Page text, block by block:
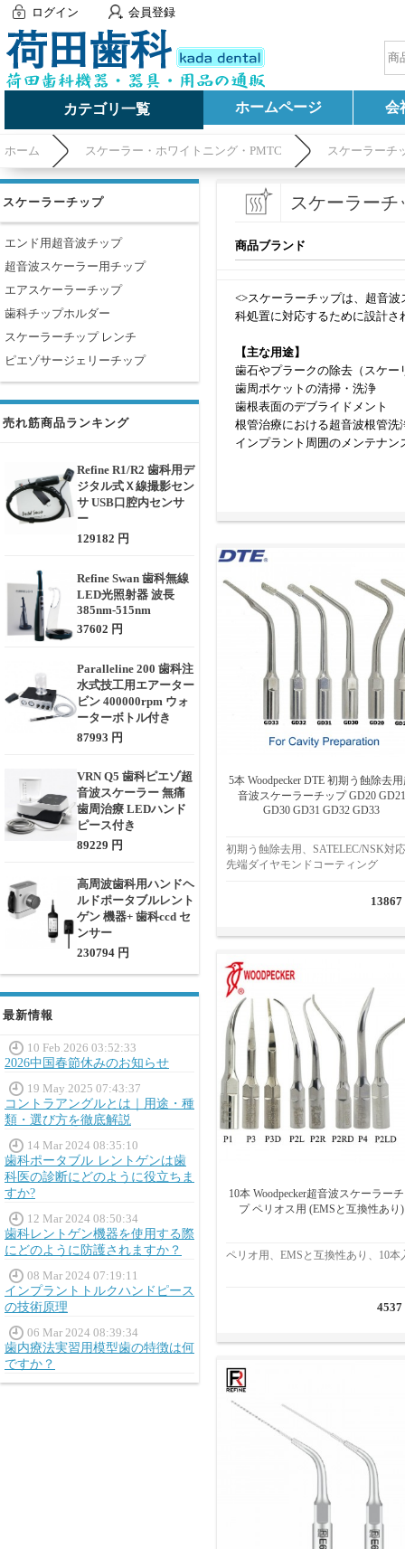
ログイン 会員登録
カテゴリ一覧 ホームページ 会
ホーム スケーラー・ホワイトニング・PMTC スケーラーチ
スケーラーチップ
エンド用超音波チップ
超音波スケーラー用チップ
エアスケーラーチップ
歯科チップホルダー
スケーラーチップ レンチ
ピエゾサージェリーチップ
売れ筋商品ランキング
Refine R1/R2 歯科用デ
ジタル式Ｘ線撮影セン
サ USB口腔内センサ
ー
129182 円
Refine Swan 歯科無線
LED光照射器 波長
385nm-515nm
37602 円
Paralleline 200 歯科注
水式技工用エアーター
ビン 400000rpm ウォ
ーターボトル付き
87993 円
VRN Q5 歯科ピエゾ超
音波スケーラー 無痛
歯周治療 LEDハンド
ピース付き
89229 円
高周波歯科用ハンドヘ
ルドポータブルレント
ゲン 機器+ 歯科ccd セ
ンサー
230794 円
最新情報
10 Feb 2026 03:52:33
2026中国春節休みのお知らせ
19 May 2025 07:43:37
コントラアングルとは｜用途・種
類・選び方を徹底解説
14 Mar 2024 08:35:10
歯科ポータブル レントゲンは歯
科医の診断にどのように役立ちま
すか?
12 Mar 2024 08:50:34
歯科レントゲン機器を使用する際
にどのように防護されますか？
08 Mar 2024 07:19:11
インプラントトルクハンドピース
の技術原理
06 Mar 2024 08:39:34
歯内療法実習用模型歯の特徴は何
ですか？
スケーラーチ
商品ブランド
<>スケーラーチップは、超音
科処置に対応するために設計
【主な用途】
歯石やプラークの除去（スケー
歯周ポケットの清掃・洗浄
歯根表面のデブライドメント
根管治療における超音波根管洗
インプラント周囲のメンテナ
Implantチップ：インプラント
【作動原理】
スケーラー本体から供給され
石やバイオフィルムを破砕・
【選定時に考慮すべきポイント
対応するスケーラー機種・メ
用途に応じたチップの形状と
素材の違い（ステンレス製、
滅菌対応の可否（オートクレ
スケーラーチップは、治療精
なり、医院の診療品質向上にも
5本 Woodpecker DTE 初期う蝕除去
音波スケーラーチップ GD20 GD21
GD30 GD31 GD32 GD33
初期う蝕除去用、SATELEC/NSK対
先端ダイヤモンドコーティング
13867
10本 Woodpecker超音波スケーラー
プ ペリオス用 (EMSと互換性あり)
ペリオ用、EMSと互換性あり、10本
4537